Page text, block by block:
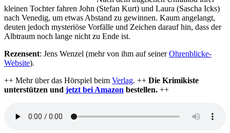
kleinen Tochter fahren John (Stefan Kurt) und Laura (Sascha Icks)
nach Venedig, um etwas Abstand zu gewinnen. Kaum angelangt,
deuten jedoch mysteriöse Vorfälle und Zeichen darauf hin, dass der
Albtraum noch lange nicht zu Ende ist.
Rezensent: Jens Wenzel (mehr von ihm auf seinerOhrenblicke-
Website).
++ Mehr über das Hörspiel beim Verlag. ++ Die Krimikiste
unterstützen und jetzt bei Amazon bestellen. ++